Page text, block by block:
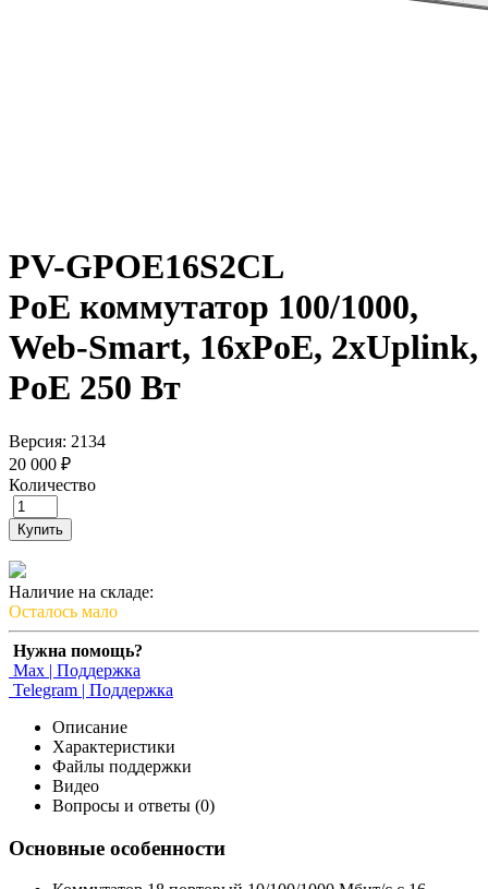
PV-GPOE16S2CL
PoE коммутатор 100/1000,
Web-Smart, 16xPoE, 2xUplink,
PoE 250 Вт
Версия: 2134
20 000 ₽
Количество
Купить
Наличие на складе:
Осталось мало
Нужна помощь?
Max | Поддержка
Telegram | Поддержка
Описание
Характеристики
Файлы поддержки
Видео
Вопросы и ответы (0)
Основные особенности